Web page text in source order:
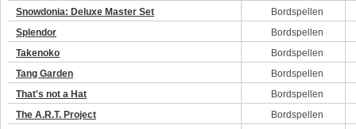
Snowdonia: Deluxe Master Set
Bordspellen
Splendor
Bordspellen
Takenoko
Bordspellen
Tang Garden
Bordspellen
That's not a Hat
Bordspellen
The A.R.T. Project
Bordspellen